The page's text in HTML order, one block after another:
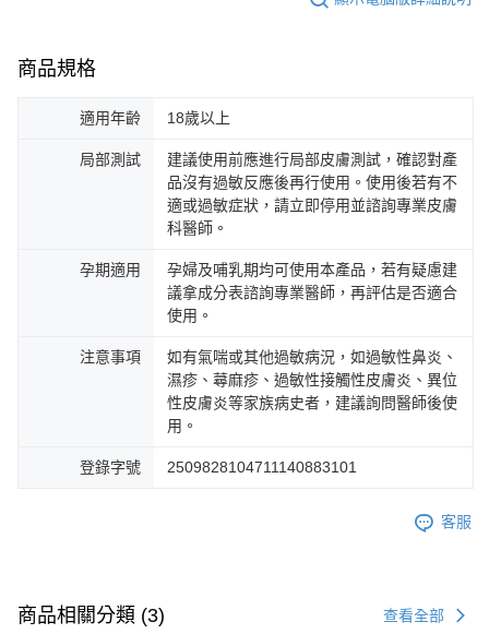
商品規格
適用年齡 18歲以上
局部測試
建議使用前應進行局部皮膚測試，確認對產
品沒有過敏反應後再行使用。使用後若有不
適或過敏症狀，請立即停用並諮詢專業皮膚
科醫師。
孕期適用
孕婦及哺乳期均可使用本產品，若有疑慮建
議拿成分表諮詢專業醫師，再評估是否適合
使用。
注意事項
如有氣喘或其他過敏病況，如過敏性鼻炎、
濕疹、蕁麻疹、過敏性接觸性皮膚炎、異位
性皮膚炎等家族病史者，建議詢問醫師後使
用。
登錄字號 2509828104711140883101
客服
商品相關分類 (3) 查看全部